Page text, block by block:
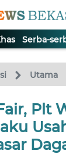
Serba-
Utama
Plt